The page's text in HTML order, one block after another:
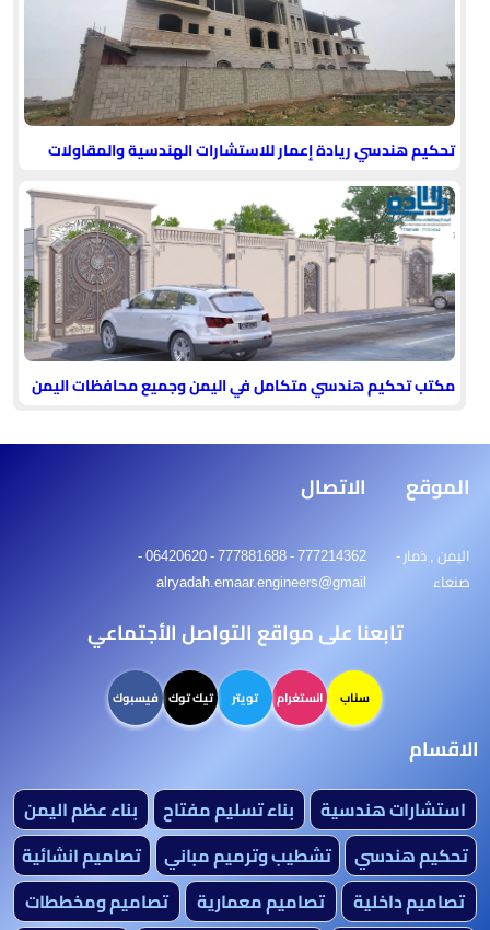
تحكيم هندسي ريادة إعمار للاستشارات الهندسية والمقاولات
مكتب تحكيم هندسي متكامل في اليمن وجميع محافظات اليمن
الموقع الاتصال
اليمن , ذمار -
صنعاء
777214362 - 777881688 - 06420620 -
alryadah.emaar.engineers@gmail
تابعنا على مواقع التواصل الأجتماعي
سناب انستغرام تويتر تيك توك فيسبوك
الاقسام
استشارات هندسية بناء تسليم مفتاح
بناء عظم اليمن
تحكيم هندسي
تشطيب وترميم مباني
تصاميم انشائية
تصاميم داخلية
تصاميم معمارية تصاميم ومخططات